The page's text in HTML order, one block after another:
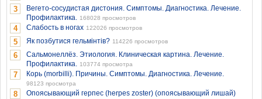
3
Вегето-сосудистая дистония. Симптомы. Диагностика. Лечение.
Профилактика. 168028 просмотров
4 Слабость в ногах 122026 просмотров
5 Як позбутися гельмінтів? 114226 просмотров
6
Сальмонеллёз. Этиология. Клиническая картина. Лечение.
Профилактика. 103774 просмотра
7 Корь (morbilli). Причины. Симптомы. Диагностика. Лечение.
98123 просмотра
8 Опоясывающий герпес (herpes zoster) (опоясывающий лишай)